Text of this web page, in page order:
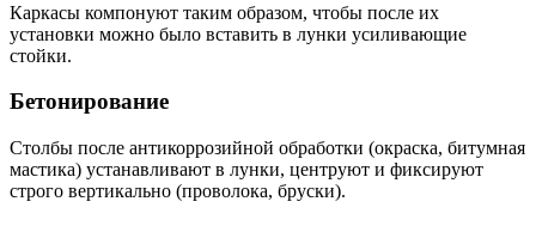
Каркасы компонуют таким образом, чтобы после их
установки можно было вставить в лунки усиливающие
стойки.
Бетонирование
Столбы после антикоррозийной обработки (окраска, битумная
мастика) устанавливают в лунки, центруют и фиксируют
строго вертикально (проволока, бруски).